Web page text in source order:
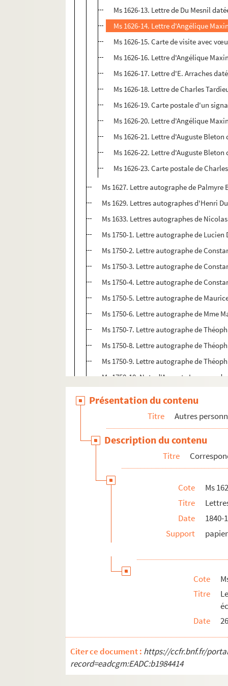
Ms 1626-13. Lettre de Du Mesnil
Ms 1626-14. Lettre d'Angélique
Ms 1626-15. Carte de visite avec
Ms 1626-16. Lettre d'Angélique
Ms 1626-17. Lettre d'E. Arraches
Ms 1626-18. Lettre de Charles
Ms 1626-19. Carte postale d'un
Ms 1626-20. Lettre d'Angélique
Ms 1626-21. Lettre d'Auguste
Ms 1626-22. Lettre d'Auguste
Ms 1626-23. Carte postale de
Ms 1627. Lettre autographe de Palmyre
Ms 1629. Lettres autographes d'Henri
Ms 1633. Lettres autographes de
Ms 1750-1. Lettre autographe de
Ms 1750-2. Lettre autographe de
Ms 1750-3. Lettre autographe de
Ms 1750-4. Lettre autographe de
Ms 1750-5. Lettre autographe de
Ms 1750-6. Lettre autographe de Mme
Ms 1750-7. Lettre autographe de
Ms 1750-8. Lettre autographe de
Ms 1750-9. Lettre autographe de
Ms 1750-10. Note d'Auguste
Ms 1750-15 à Ms 1750-26. Lettres
Ms 1750-27. Lettre autographe de M.
Ms 1750-28 à Ms 1750-40. Lettres
Ms 1750-43. Lettre autographe
Ms 1750-44. Lettre autographe
Ms 1750-45. Lettre dactylographiée
Ms 1750-55. Carte postale de G.
Ms 1750-74. Lettre autographe de
Ms 1750-76. Lettre autographe de
Ms 1750-77. Lettre autographe de
Ms 1750-78 bis. Copie dactylographiée
Ms 1750-79. Lettre autographe de
Ms 1750-80. Lettre autographe de
Présentation du contenu
Titre Autres
Description du contenu
Titre
Cote
Ms
Titre
Date
1840-
Support
papier
Cote
Titre
Date
Citer ce document : https://ccfr.bnf.fr/
record=eadcgm:EADC:b1984414